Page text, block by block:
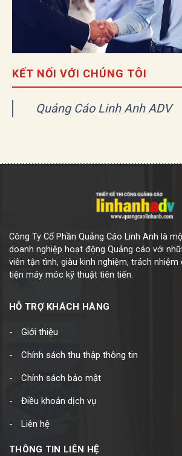
KẾT NỐI VỚI CHÚNG TÔI
Quảng Cáo Linh Anh ADV
Công Ty Cổ Phần Quảng Cáo Linh Anh là
doanh nghiệp hoạt động Quảng cáo với
viên tận tình, giàu kinh nghiệm, trách nhiệm
tiện máy móc kỹ thuật tiên tiến.
HỖ TRỢ KHÁCH HÀNG
Giới thiệu
Chính sách thu thập thông tin
Chính sách bảo mật
Điều khoản dịch vụ
Liên hệ
THÔNG TIN LIÊN HỆ